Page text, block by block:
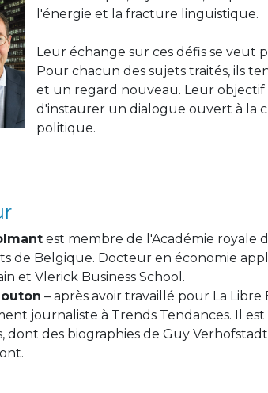
l'énergie et la fracture linguistique.
Leur échange sur ces défis se veut
Pour chacun des sujets traités, ils
et un regard nouveau. Leur
d'instaurer un dialogue ouvert à la
politique.
est membre de l'Académie royale
de Belgique. Docteur en économie
et Vlerick Business School.
– après avoir travaillé pour La Libre
journaliste à Trends Tendances. Il
dont des biographies de Guy